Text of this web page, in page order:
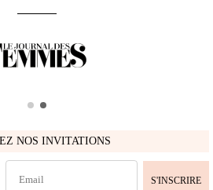
NOS INVITATIONS
S'INSCRIRE